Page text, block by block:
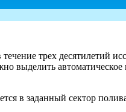
трех десятилетий
выделить автоматическое
в заданный сектор